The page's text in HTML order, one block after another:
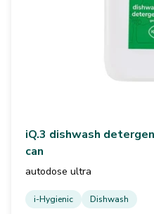
iQ.3 dishwash
can
autodose ultra
i-Hygienic Dishwash